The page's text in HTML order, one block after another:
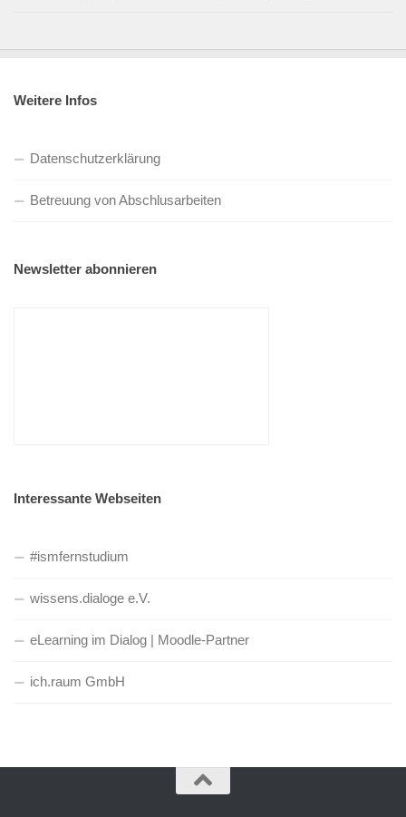
Weitere Infos
Datenschutzerklärung
Betreuung von Abschlusarbeiten
Newsletter abonnieren
Interessante Webseiten
#ismfernstudium
wissens.dialoge e.V.
eLearning im Dialog | Moodle-Partner
ich.raum GmbH